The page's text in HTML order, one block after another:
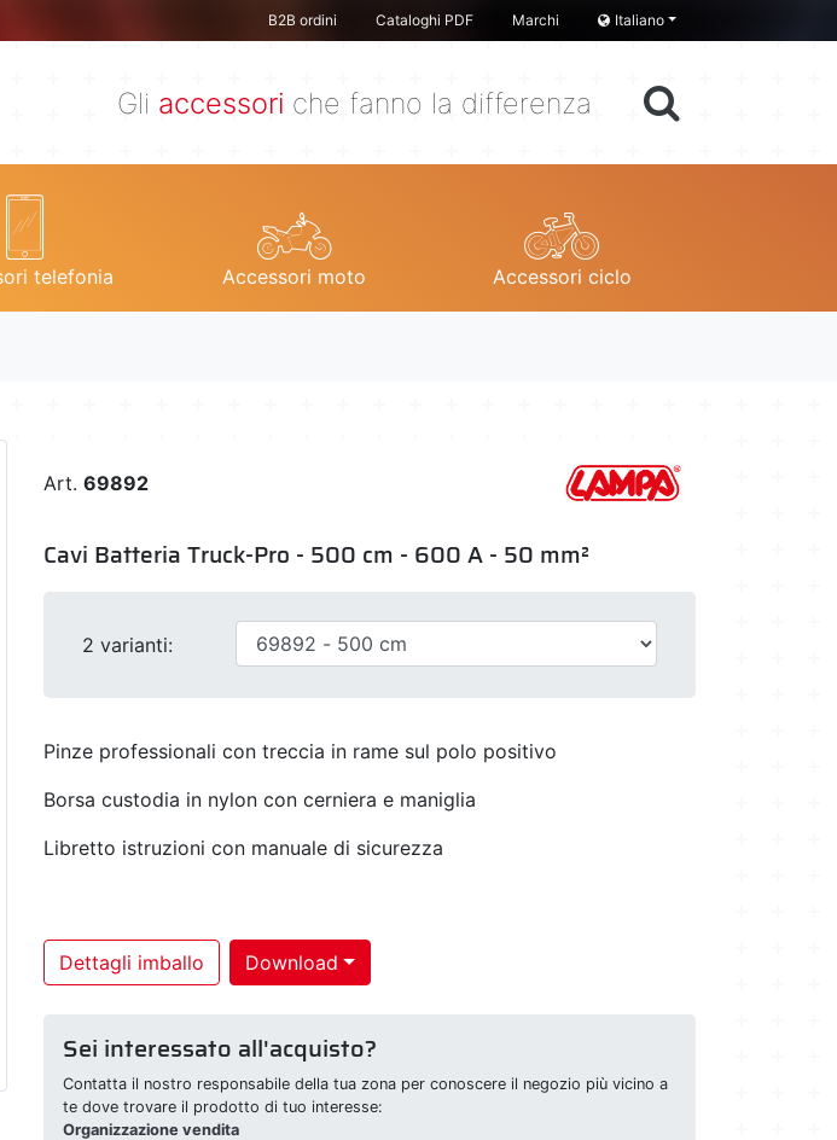
B2B ordini Cataloghi PDF Marchi Italiano
Gli accessori che fanno la differenza
telefonia Accessori moto Accessori ciclo
Art. 69892
Cavi Batteria Truck-Pro - 500 cm - 600 A - 50 mm²
2 varianti:
Pinze professionali con treccia in rame sul polo positivo
Borsa custodia in nylon con cerniera e maniglia
Libretto istruzioni con manuale di sicurezza
Dettagli imballo Download
Sei interessato all'acquisto?
Contatta il nostro responsabile della tua zona per conoscere il negozio più vicino a
te dove trovare il prodotto di tuo interesse:
Organizzazione vendita